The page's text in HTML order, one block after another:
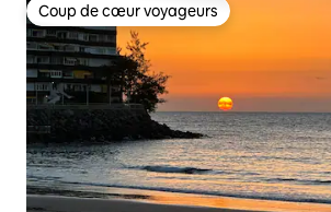
Coup de cœur voyageurs
Coup de cœur voyageurs